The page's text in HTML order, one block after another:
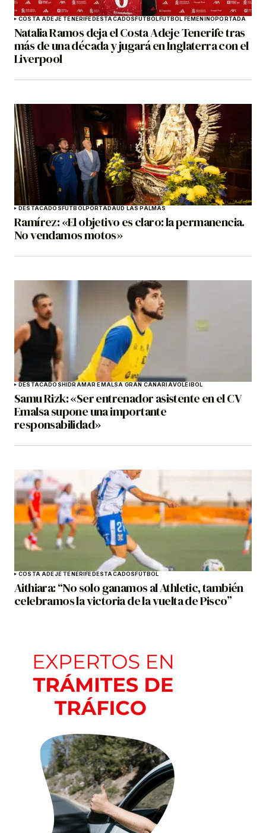
COSTA ADEJE TENERIFEDESTACADOSFÚTBOLFÚTBOL FEMENINOPORTADA
Natalia Ramos deja el Costa Adeje Tenerife tras
más de una década y jugará en Inglaterra con el
Liverpool
DESTACADOSFÚTBOLPORTADAUD LAS PALMAS
Ramírez: «El objetivo es claro: la permanencia.
No vendamos motos»
DESTACADOSHIDRAMAR EMALSA GRAN CANARIAVOLEIBOL
Samu Rizk: «Ser entrenador asistente en el CV
Emalsa supone una importante
responsabilidad»
COSTA ADEJE TENERIFEDESTACADOSFÚTBOL
Aithiara: “No solo ganamos al Athletic, también
celebramos la victoria de la vuelta de Pisco”